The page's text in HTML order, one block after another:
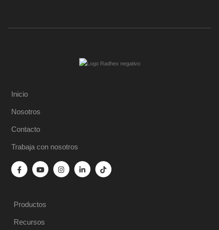
Inicio
Nosotros
Contacto
Trabaja con nosotros
Productos
Recursos